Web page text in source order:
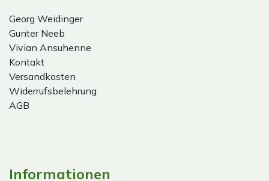
Georg Weidinger
Gunter Neeb
Vivian Ansuhenne
Kontakt
Versandkosten
Widerrufsbelehrung
AGB
Informationen